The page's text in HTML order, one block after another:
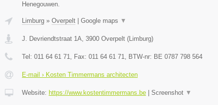
Henegouwen.
Limburg » Overpelt Google maps ▼
J. Devriendtstraat 1A, 3900 Overpelt (Limburg)
Tel: 011 64 61 71, Fax: 011 64 61 71, BTW-nr: BE 0787 798 564
E-mail › Kosten Timmermans architecten
Website: https://www.kostentimmermans.be Screenshot ▼